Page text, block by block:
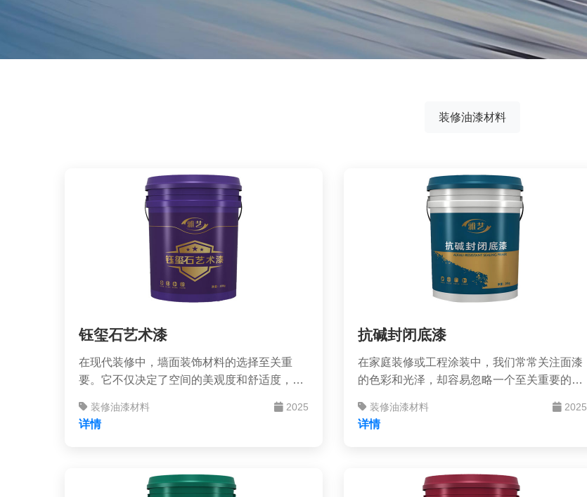
装修油漆材料
钰玺石艺术漆
在现代装修中，墙面装饰材料的选择至关重
要。它不仅决定了空间的美观度和舒适度，更
作为一种新型墙面装饰艺术漆，以其卓越的性
能和丰富的装饰效果，正成为越来越多业主和
装修油漆材料 2025
详情
抗碱封闭底漆
在家庭装修或工程涂装中，我们常常关注面漆
的色彩和光泽，却容易忽略一个至关重要的隐
面，却是决定整个涂装工程成败与持久的关键
基石。
装修油漆材料 2025
详情